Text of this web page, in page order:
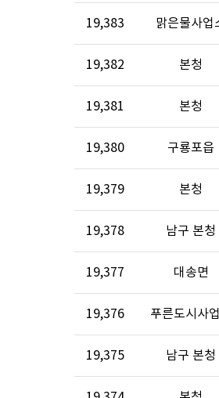
19,383 맑은물사업
19,382 본청
19,381 본청
19,380 구룡포읍
19,379 본청
19,378 남구 본청
19,377 대송면
19,376 푸른도시사
19,375 남구 본청